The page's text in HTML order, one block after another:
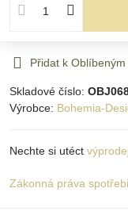
Přidat k Oblíbeným
Skladové číslo:
Výrobce: Bohemia-
Nechte si utéct
Zákonná práva